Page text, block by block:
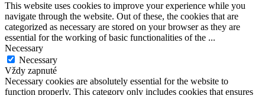
This website uses cookies to improve your experience while you
navigate through the website. Out of these, the cookies that are
categorized as necessary are stored on your browser as they are
essential for the working of basic functionalities of the ...
Necessary
Necessary
Vždy zapnuté
Necessary cookies are absolutely essential for the website to
function properly. This category only includes cookies that ensures